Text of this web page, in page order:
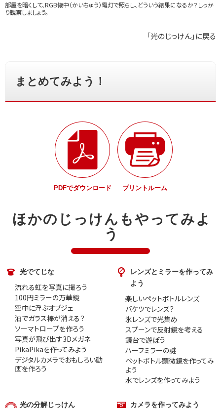
部屋を暗くして、RGB懐中（かいちゅう）電灯で照らし、どういう結果になるか？しっか
り観察しましょう。
「光のじっけん」に戻る
まとめてみよう！
PDFでダウンロード プリントルーム
ほかのじっけんもやってみよ
う
光でてじな
流れる虹を写真に撮ろう
100円ミラーの万華鏡
空中に浮ぶオブジェ
油でガラス棒が消える？
ソーマトロープを作ろう
写真が飛び出す3Dメガネ
PikaPikaを作ってみよう
デジタルカメラでおもしろい動
画を作ろう
レンズとミラーを作ってみ
よう
楽しいペットボトルレンズ
バケツでレンズ？
氷レンズで光集め
スプーンで反射鏡を考える
鏡台で遊ぼう
ハーフミラーの謎
ペットボトル顕微鏡を作ってみ
よう
水でレンズを作ってみよう
光の分解じっけん カメラを作ってみよう